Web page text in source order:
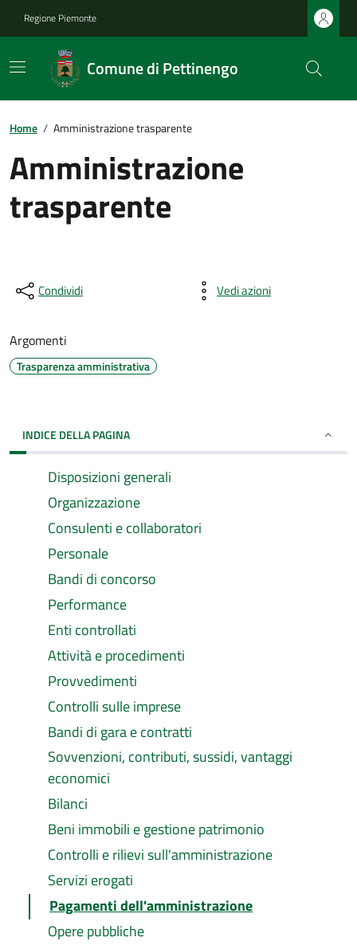
Regione Piemonte
Comune di Pettinengo
Home / Amministrazione trasparente
Amministrazione
trasparente
Condividi Vedi azioni
Argomenti
Trasparenza amministrativa
INDICE DELLA PAGINA
Disposizioni generali
Organizzazione
Consulenti e collaboratori
Personale
Bandi di concorso
Performance
Enti controllati
Attività e procedimenti
Provvedimenti
Controlli sulle imprese
Bandi di gara e contratti
Sovvenzioni, contributi, sussidi, vantaggi
economici
Bilanci
Beni immobili e gestione patrimonio
Controlli e rilievi sull'amministrazione
Servizi erogati
Pagamenti dell'amministrazione
Opere pubbliche